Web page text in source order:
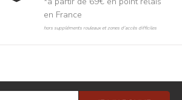
en France
hors suppléments rouleaux et zones d'accès difficiles